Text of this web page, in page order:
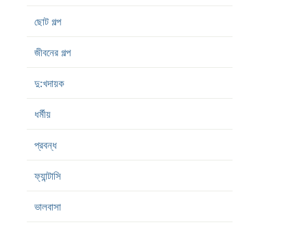
ছোট গল্প
জীবনের গল্প
দু:খদায়ক
ধর্মীয়
প্রবন্ধ
ফ্যান্টাসি
ভালবাসা